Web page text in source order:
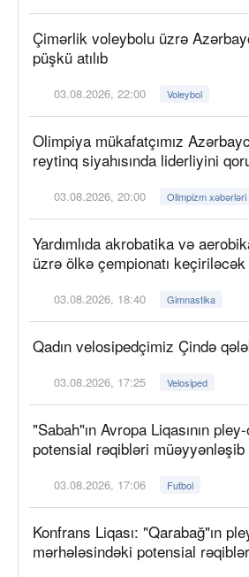
Çimərlik voleybolu üzrə
püşkü atılıb
03.08.2026, 22:00 Voleybol
Olimpiya mükafatçımız
reytinq siyahısında liderliyini
03.08.2026, 20:00 Olimpizm xəbərləri
Yardımlıda akrobatika və
üzrə ölkə çempionatı keçiriləcək
03.08.2026, 18:40 Gimnastika
Qadın velosipedçimiz Çində
03.08.2026, 17:25 Velosiped
"Sabah"ın Avropa Liqasının
potensial rəqibləri müəyyənləşib
03.08.2026, 17:06 Futbol
Konfrans Liqası: "Qarabağ"ın
mərhələsindəki potensial